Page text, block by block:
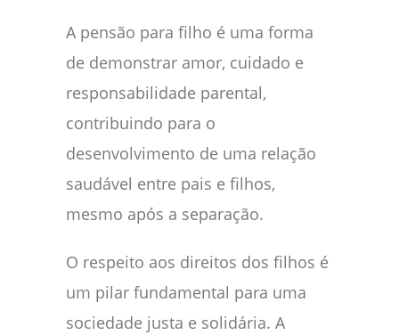
A pensão para filho é uma forma
de demonstrar amor, cuidado e
responsabilidade parental,
contribuindo para o
desenvolvimento de uma relação
saudável entre pais e filhos,
mesmo após a separação.
O respeito aos direitos dos filhos é
um pilar fundamental para uma
sociedade justa e solidária. A